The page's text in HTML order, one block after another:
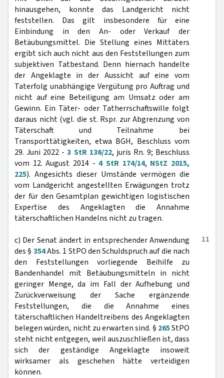
hinausgehen, konnte das Landgericht nicht
feststellen. Das gilt insbesondere für eine
Einbindung in den An- oder Verkauf der
Betäubungsmittel. Die Stellung eines Mittäters
ergibt sich auch nicht aus den Feststellungen zum
subjektiven Tatbestand. Denn hiernach handelte
der Angeklagte in der Aussicht auf eine vom
Taterfolg unabhängige Vergütung pro Auftrag und
nicht auf eine Beteiligung am Umsatz oder am
Gewinn. Ein Täter- oder Tatherrschaftswille folgt
daraus nicht (vgl. die st. Rspr. zur Abgrenzung von
Täterschaft und Teilnahme bei
Transporttätigkeiten, etwa BGH, Beschluss vom
29. Juni 2022 -3 StR 136/22, juris Rn. 9; Beschluss
vom 12. August 2014 -4 StR 174/14, NStZ 2015,
225). Angesichts dieser Umstände vermögen die
vom Landgericht angestellten Erwägungen trotz
der für den Gesamtplan gewichtigen logistischen
Expertise des Angeklagten die Annahme
täterschaftlichen Handelns nicht zu tragen.
11
c) Der Senat ändert in entsprechender Anwendung
des § 354Abs. 1 StPO den Schuldspruch auf die nach
den Feststellungen vorliegende Beihilfe zu
Bandenhandel mit Betäubungsmitteln in nicht
geringer Menge, da im Fall der Aufhebung und
Zurückverweisung der Sache ergänzende
Feststellungen, die die Annahme eines
täterschaftlichen Handeltreibens des Angeklagten
belegen würden, nicht zu erwarten sind. § 265StPO
steht nicht entgegen, weil auszuschließen ist, dass
sich der geständige Angeklagte insoweit
wirksamer als geschehen hätte verteidigen
können.